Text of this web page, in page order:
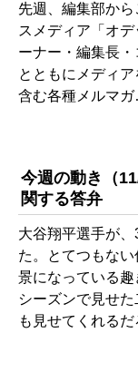
先週、編集部か
スメディア「オ
ーナー・編集長
とともにメディ
含む各種メルマ
今週の動き（
関する答弁
大谷翔平選手が
た。とてつもな
景になっている
シーズンで見せ
も見せてくれる